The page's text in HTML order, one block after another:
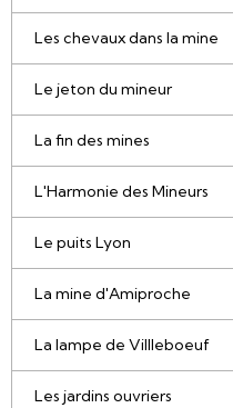
Les chevaux dans la mine
Le jeton du mineur
La fin des mines
L'Harmonie des Mineurs
Le puits Lyon
La mine d'Amiproche
La lampe de Villleboeuf
Les jardins ouvriers